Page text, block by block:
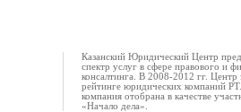
Казанский Юридический Центр
спектр услуг в сфере правового и
консалтинга. В 2008-2012 гг. Центр
рейтинге юридических компаний
компания отобрана в качестве
«Начало дела».